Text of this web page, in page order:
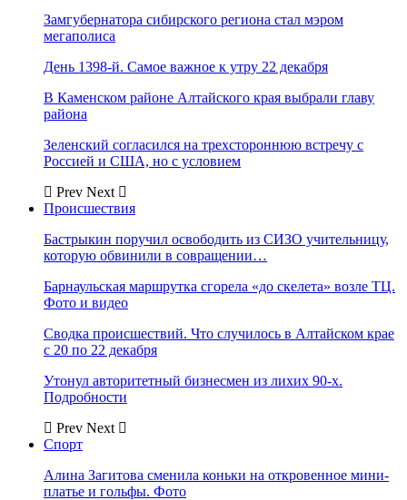
Замгубернатора сибирского региона стал мэром
мегаполиса
День 1398-й. Самое важное к утру 22 декабря
В Каменском районе Алтайского края выбрали главу
района
Зеленский согласился на трехстороннюю встречу с
Россией и США, но с условием
Prev Next
Происшествия
Бастрыкин поручил освободить из СИЗО учительницу,
которую обвинили в совращении…
Барнаульская маршрутка сгорела «до скелета» возле ТЦ.
Фото и видео
Сводка происшествий. Что случилось в Алтайском крае
с 20 по 22 декабря
Утонул авторитетный бизнесмен из лихих 90-х.
Подробности
Prev Next
Спорт
Алина Загитова сменила коньки на откровенное мини-
платье и гольфы. Фото